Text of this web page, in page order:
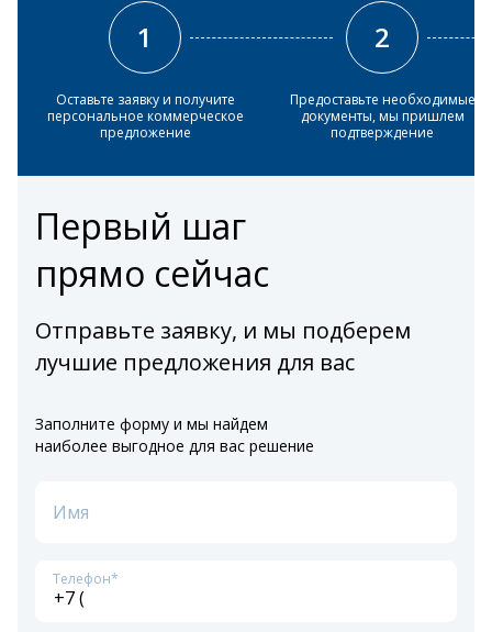
1
Оставьте заявку и получите
персональное коммерческое
предложение
2
Предоставьте необходимые
документы, мы пришлем
подтверждение
Первый шаг
прямо сейчас
Отправьте заявку, и мы подберем
лучшие предложения для вас
Заполните форму и мы найдем
наиболее выгодное для вас решение
Имя
Телефон*